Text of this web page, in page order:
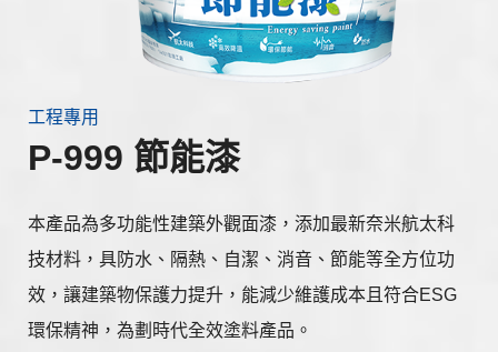
工程專用
P-999 節能漆
本產品為多功能性建築外觀面漆，添加最新奈米航太科
技材料，具防水、隔熱、自潔、消音、節能等全方位功
效，讓建築物保護力提升，能減少維護成本且符合ESG
環保精神，為劃時代全效塗料產品。